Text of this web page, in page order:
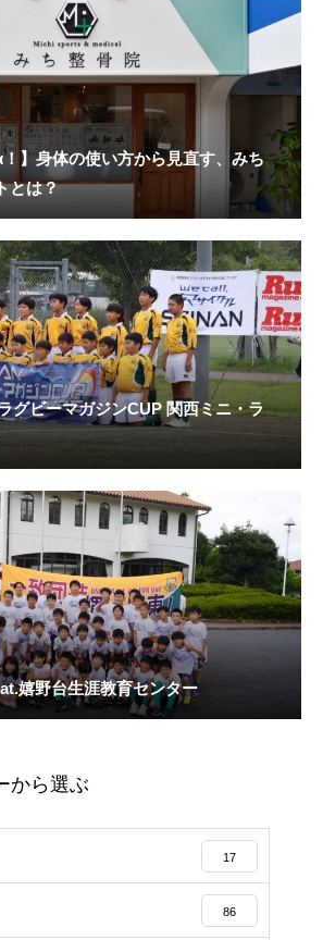
】身体の使い方から見直す、みち
とは？
グビーマガジンCUP 関西ミニ・ラ
嬉野台生涯教育センター
から選ぶ
17
86